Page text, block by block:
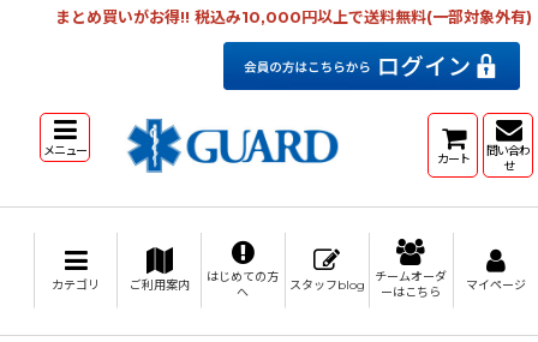
まとめ買いがお得!! 税込み10,000円以上で送料無料(一部対象外有)
メニュー カート
問い合わ
せ
カテゴリ ご利用案内
はじめての方
へ
スタッフblog
チームオーダ
ーはこちら
マイページ